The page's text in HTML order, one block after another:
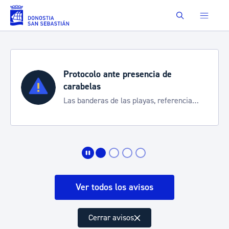
Saltar al contenido principal Buscar
Semana Grande 2026
Cortes de tráfico y servicios especiales
de transporte
Ver todos los avisos
Cerrar avisos